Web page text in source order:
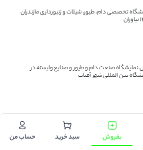
تخصصی دام، طیور، شیلات و زنبورداری مازندران
نمایشگاه صنعت دام و طیور و صنایع وابسته در
بین المللی شهر آفتاب
آرشیو مطالب
بفروش سبد خرید حساب من